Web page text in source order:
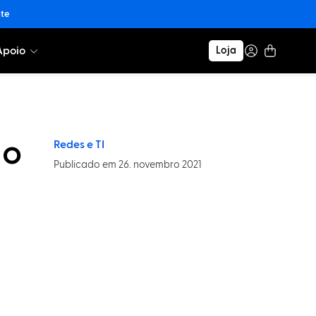
Loja
Redes e TI
Publicado em 26. novembro 2021